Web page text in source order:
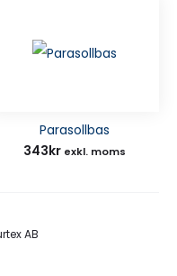
Parasollbas
343kr exkl. moms
AB